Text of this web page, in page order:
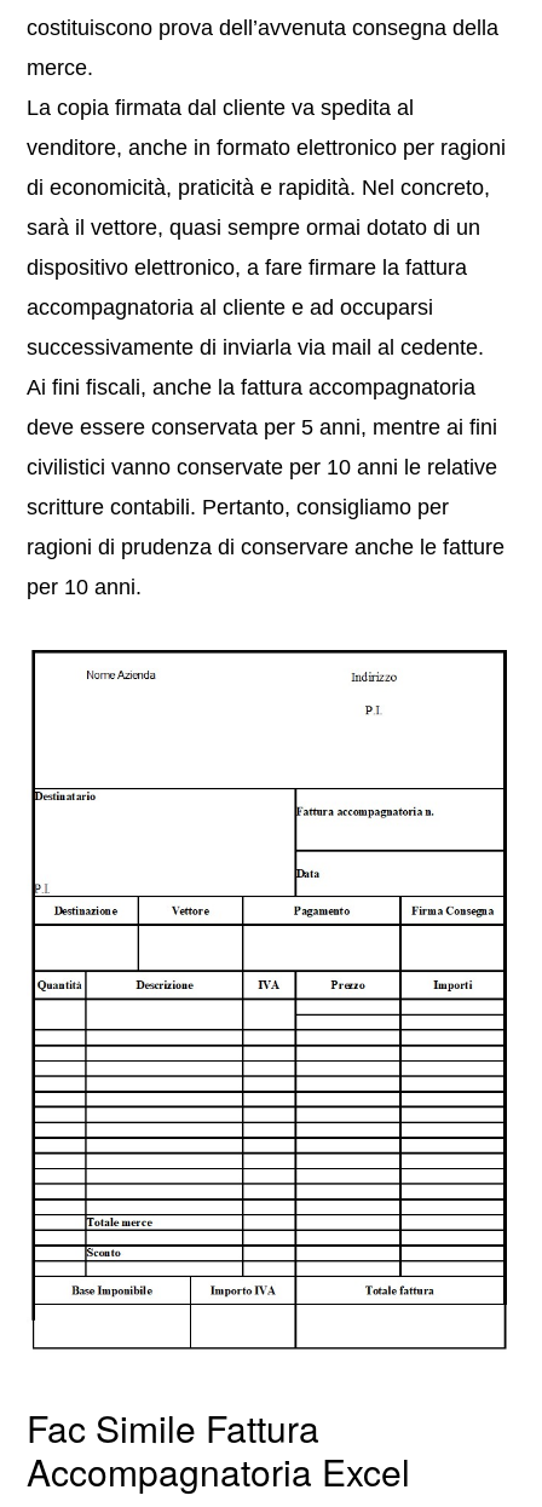
costituiscono prova dell’avvenuta consegna della
merce.
La copia firmata dal cliente va spedita al
venditore, anche in formato elettronico per ragioni
di economicità, praticità e rapidità. Nel concreto,
sarà il vettore, quasi sempre ormai dotato di un
dispositivo elettronico, a fare firmare la fattura
accompagnatoria al cliente e ad occuparsi
successivamente di inviarla via mail al cedente.
Ai fini fiscali, anche la fattura accompagnatoria
deve essere conservata per 5 anni, mentre ai fini
civilistici vanno conservate per 10 anni le relative
scritture contabili. Pertanto, consigliamo per
ragioni di prudenza di conservare anche le fatture
per 10 anni.
Fac Simile Fattura
Accompagnatoria Excel